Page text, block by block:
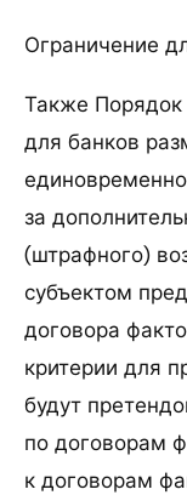
Ограничение
Также Порядок
для банков
за
(штрафного)
субъектом
договора
критерии для
будут
по договорам
к договорам